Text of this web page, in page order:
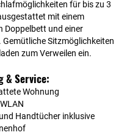
für bis zu 3
mit einem
Doppelbett und einer
Sitzmöglichkeiten
zum Verweilen ein.
& Service:
Wohnung
Handtücher inklusive